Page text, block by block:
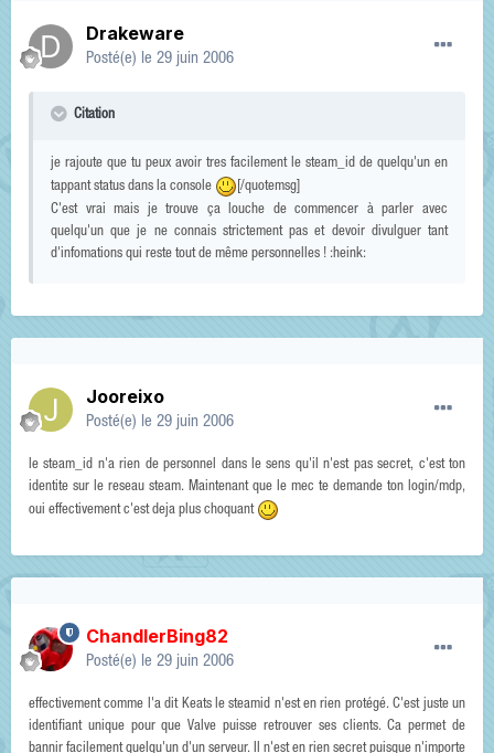
Drakeware
Posté(e) le 29 juin 2006
Citation
je rajoute que tu peux avoir tres facilement le steam_id de quelqu'un en
tappant status dans la console
[/quotemsg]
C'est vrai mais je trouve ça louche de commencer à parler avec
quelqu'un que je ne connais strictement pas et devoir divulguer tant
d'infomations qui reste tout de même personnelles ! :heink:
Jooreixo
Posté(e) le 29 juin 2006
le steam_id n'a rien de personnel dans le sens qu'il n'est pas secret, c'est ton
identite sur le reseau steam. Maintenant que le mec te demande ton login/mdp,
oui effectivement c'est deja plus choquant
ChandlerBing82
Posté(e) le 29 juin 2006
effectivement comme l'a dit Keats le steamid n'est en rien protégé. C'est juste un
identifiant unique pour que Valve puisse retrouver ses clients. Ca permet de
bannir facilement quelqu'un d'un serveur. Il n'est en rien secret puisque n'importe